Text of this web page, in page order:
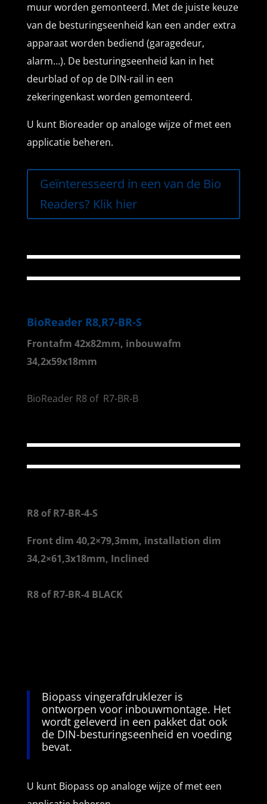
muur worden gemonteerd. Met de juiste keuze
van de besturingseenheid kan een ander extra
apparaat worden bediend (garagedeur,
alarm…). De besturingseenheid kan in het
deurblad of op de DIN-rail in een
zekeringenkast worden gemonteerd.
U kunt Bioreader op analoge wijze of met een
applicatie beheren.
Geïnteresseerd in een van de Bio
Readers? Klik hier
BioReader R8,R7-BR-S
Frontafm 42x82mm, inbouwafm
34,2x59x18mm
BioReader R8 of R7-BR-B
R8 of R7-BR-4-S
Front dim 40,2×79,3mm, installation dim
34,2×61,3x18mm, Inclined
R8 of R7-BR-4 BLACK
Biopass vingerafdruklezer is
ontworpen voor inbouwmontage. Het
wordt geleverd in een pakket dat ook
de DIN-besturingseenheid en voeding
bevat.
U kunt Biopass op analoge wijze of met een